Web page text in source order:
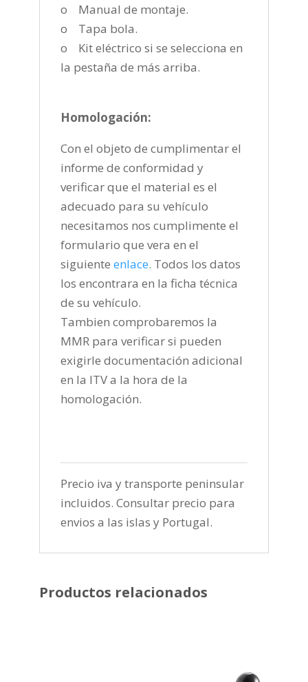
o Manual de montaje.
o Tapa bola.
o Kit eléctrico si se selecciona en
la pestaña de más arriba.
Homologación:
Con el objeto de cumplimentar el
informe de conformidad y
verificar que el material es el
adecuado para su vehículo
necesitamos nos cumplimente el
formulario que vera en el
siguiente enlace. Todos los datos
los encontrara en la ficha técnica
de su vehículo.
Tambien comprobaremos la
MMR para verificar si pueden
exigirle documentación adicional
en la ITV a la hora de la
homologación.
Precio iva y transporte peninsular
incluidos. Consultar precio para
envios a las islas y Portugal.
Productos relacionados